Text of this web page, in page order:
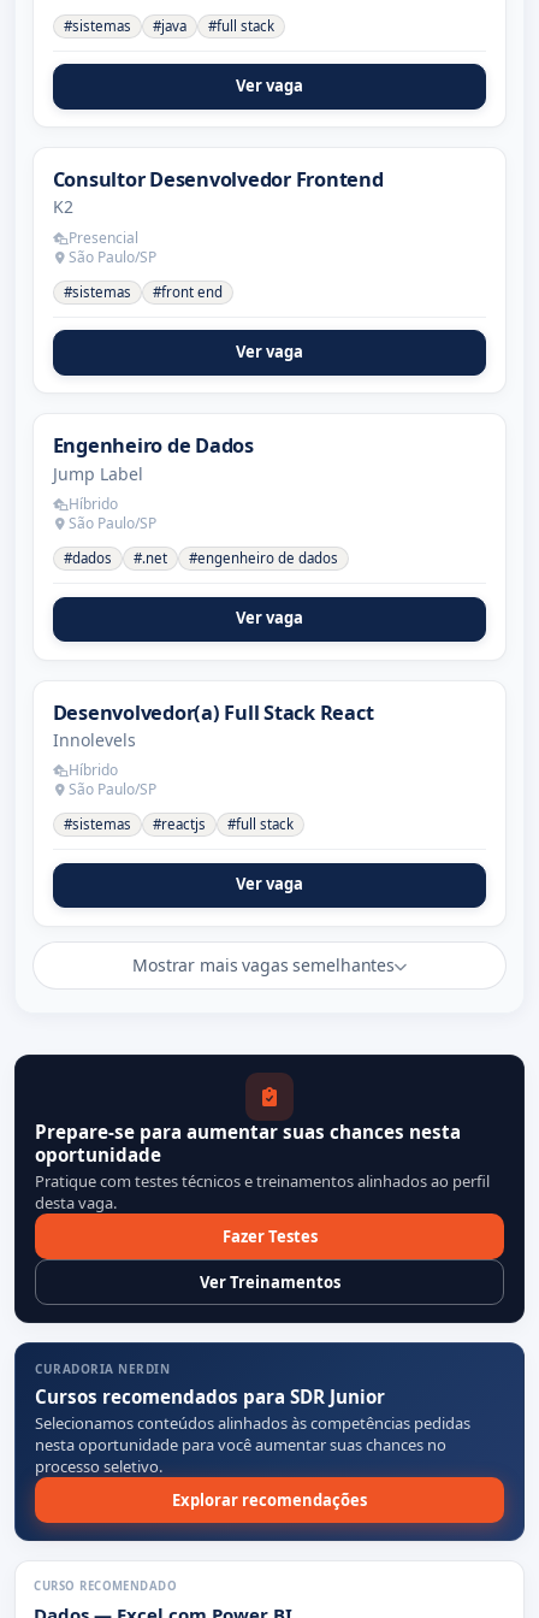
#sistemas #java #full stack
Ver vaga
Consultor Desenvolvedor Frontend
K2
Presencial
São Paulo/SP
#sistemas #front end
Ver vaga
Engenheiro de Dados
Jump Label
Híbrido
São Paulo/SP
#dados #.net #engenheiro de dados
Ver vaga
Desenvolvedor(a) Full Stack React
Innolevels
Híbrido
São Paulo/SP
#sistemas #reactjs #full stack
Ver vaga
Mostrar mais vagas semelhantes
Prepare-se para aumentar suas chances nesta
oportunidade
Pratique com testes técnicos e treinamentos alinhados ao perfil
desta vaga.
Fazer Testes
Ver Treinamentos
CURADORIA NERDIN
Cursos recomendados para SDR Junior
Selecionamos conteúdos alinhados às competências pedidas
nesta oportunidade para você aumentar suas chances no
processo seletivo.
Explorar recomendações
CURSO RECOMENDADO